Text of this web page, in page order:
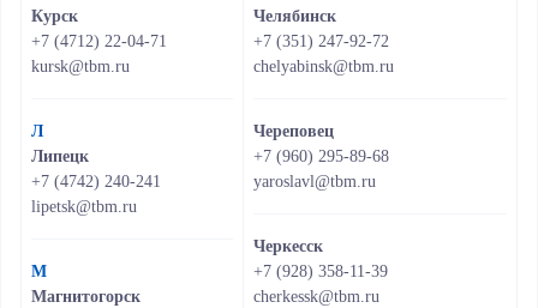
Курск
+7 (4712) 22-04-71
kursk@tbm.ru
Л
Липецк
+7 (4742) 240-241
lipetsk@tbm.ru
М
Магнитогорск
Челябинск
+7 (351) 247-92-72
chelyabinsk@tbm.ru
Череповец
+7 (960) 295-89-68
yaroslavl@tbm.ru
Черкесск
+7 (928) 358-11-39
cherkessk@tbm.ru